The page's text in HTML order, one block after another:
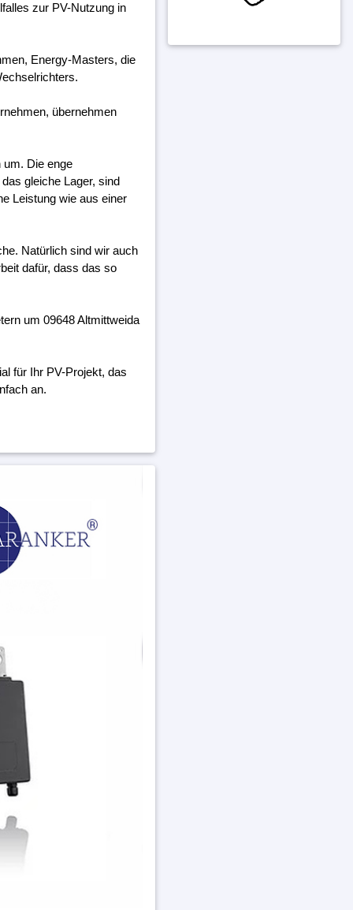
zur PV-Nutzung in
Energy-Masters, die
übernehmen
um. Die enge
gleiche Lager, sind
Leistung wie aus einer
Natürlich sind wir auch
dafür, dass das so
um 09648 Altmittweida
für Ihr PV-Projekt, das
an.